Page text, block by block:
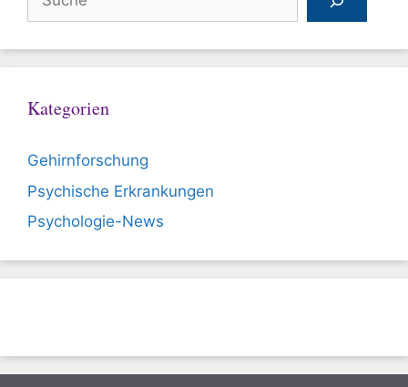
Kategorien
Gehirnforschung
Psychische Erkrankungen
Psychologie-News